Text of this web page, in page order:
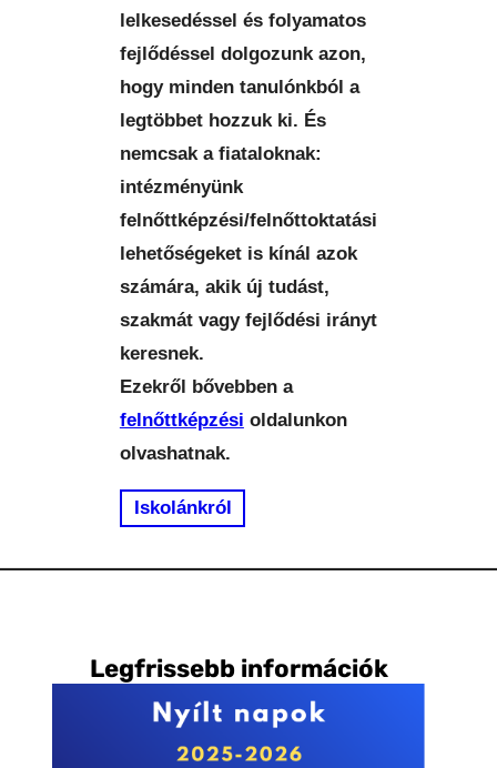
lelkesedéssel és folyamatos
fejlődéssel dolgozunk azon,
hogy minden tanulónkból a
legtöbbet hozzuk ki. És
nemcsak a fiataloknak:
intézményünk
felnőttképzési/felnőttoktatási
lehetőségeket is kínál azok
számára, akik új tudást,
szakmát vagy fejlődési irányt
keresnek.
Ezekről bővebben a
felnőttképzési oldalunkon
olvashatnak.
Iskolánkról
Legfrissebb információk